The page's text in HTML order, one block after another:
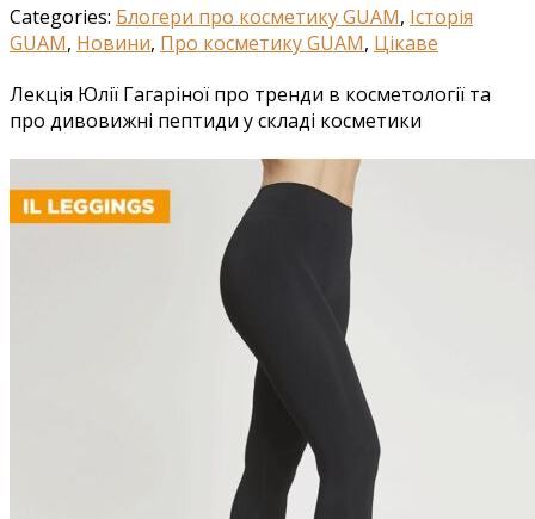
Categories: Блогери про косметику GUAM, Історія
GUAM, Новини, Про косметику GUAM, Цікаве
Лекція Юлії Гагаріної про тренди в косметології та
про дивовижні пептиди у складі косметики